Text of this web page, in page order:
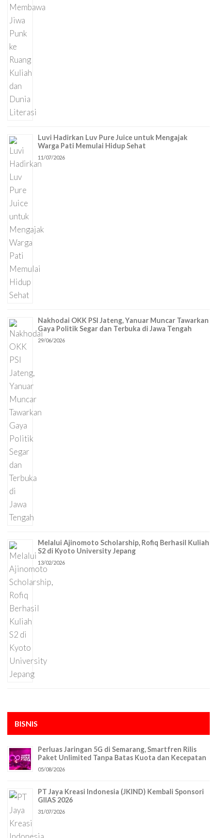
Luvi Hadirkan Luv Pure Juice untuk Mengajak
Warga Pati Memulai Hidup Sehat
11/07/2026
Nakhodai OKK PSI Jateng, Yanuar Muncar Tawarkan
Gaya Politik Segar dan Terbuka di Jawa Tengah
29/06/2026
Melalui Ajinomoto Scholarship, Rofiq Berhasil Kuliah
S2 di Kyoto University Jepang
13/02/2026
BISNIS
Perluas Jaringan 5G di Semarang, Smartfren Rilis
Paket Unlimited Tanpa Batas Kuota dan Kecepatan
05/08/2026
PT Jaya Kreasi Indonesia (JKIND) Kembali Sponsori
GIIAS 2026
31/07/2026